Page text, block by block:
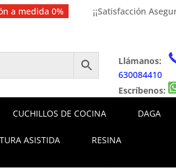
a medida 0% ¡¡Satisfacción
Llámanos:
630084410
Escríbenos:
CUCHILLOS DE COCINA DAGA
ASISTIDA RESINA